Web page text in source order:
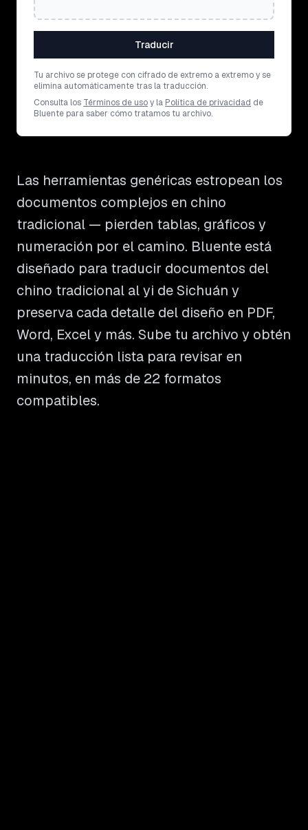
Traducir
Tu archivo se protege con cifrado de extremo a extremo y se
elimina automáticamente tras la traducción.
Consulta los Términos de usoy la Política de privacidad de
Bluente para saber cómo tratamos tu archivo.
Las herramientas genéricas estropean los
documentos complejos en chino
tradicional — pierden tablas, gráficos y
numeración por el camino. Bluente está
diseñado para traducir documentos del
chino tradicional al yi de Sichuán y
preserva cada detalle del diseño en PDF,
Word, Excel y más. Sube tu archivo y obtén
una traducción lista para revisar en
minutos, en más de 22 formatos
compatibles.